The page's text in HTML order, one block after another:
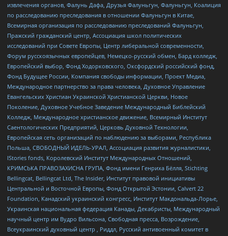
извлечения органов, Фалунь Дафа, Друзья Фалуньгун, Фалуньгун, Коалиция
по расследованию преследования в отношении Фалуньгун в Китае,
Всемирная организация по расследованию преследований Фалуньгун,
Пражский гражданский центр, Ассоциация школ политических
исследований при Совете Европы, Центр либеральной современности,
Форум русскоязычных европейцев, Немецко-русский обмен, Бард колледж,
Европейский выбор, Фонд Ходорковского, Оксфордский российский фонд,
Фонд Будущее России, Компания свободы информации, Проект Медиа,
Международное партнерство за права человека, Духовное Управление
Евангельских Христиан Украинской Христианской Церкви, Новое
Поколение, Духовное Учебное Заведение Международный Библейский
Колледж, Международное христианское движение, Всемирный Институт
Саентологических Предприятий, Церковь Духовной Технологии,
Европейская сеть организаций по наблюдению за выборами, Республика
Польша, СВОБОДНЫЙ ИДЕЛЬ-УРАЛ, Ассоциация развития журналистики,
IStories fonds, Королевский Институт Международных Отношений,
КРИМСЬКА ПРАВОЗАХИСНА ГРУПА, Фонд имени Генриха Бёлля, Stichting
Bellingcat, Bellingcat Ltd, The Insider, Институт правовой инициативы
Центральной и Восточной Европы, Фонд Открытой Эстонии, Calvert 22
Foundation, Канадский украинский конгресс, Институт Макдональда-Лорье,
Украинская национальная федерация Канады, Декабристы, Международный
научный центр им Вудро Вильсона, Свободная пресса, Возрождение,
Всеукраинский духовный центр , Риддл, Русский антивоенный комитет в